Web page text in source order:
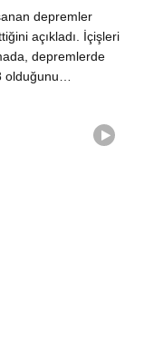
depremler
açıkladı. İçişleri
depremlerde
olduğunu…